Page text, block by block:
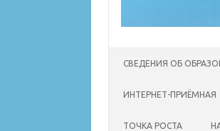
СВЕДЕНИЯ ОБ
ИНТЕРНЕТ-ПРИЁМНАЯ
ТОЧКА РОСТА